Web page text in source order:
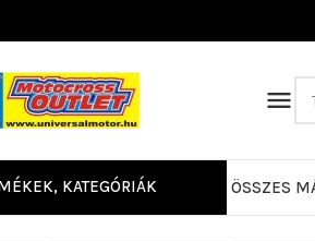

KATEGÓRIÁK ÖSSZES